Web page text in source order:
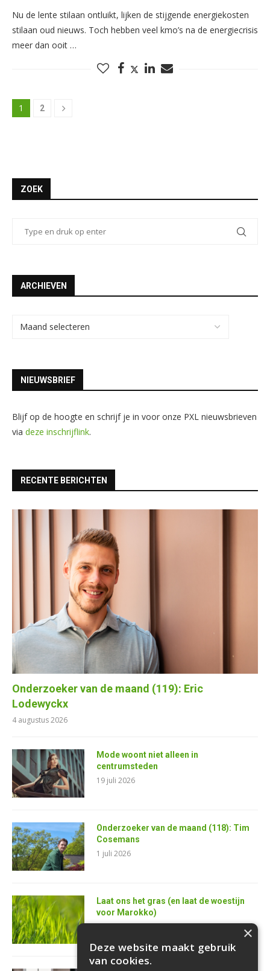
Nu de lente stilaan ontluikt, lijken de stijgende energiekosten
stilaan oud nieuws. Toch hebben veel kmo’s na de energiecrisis
meer dan ooit …
1 2
ZOEK
ARCHIEVEN
NIEUWSBRIEF
Blijf op de hoogte en schrijf je in voor onze PXL nieuwsbrieven
via deze inschrijflink.
RECENTE BERICHTEN
Onderzoeker van de maand (119): Eric
Lodewyckx
4 augustus 2026
Mode woont niet alleen in
centrumsteden
19 juli 2026
Onderzoeker van de maand (118): Tim
Cosemans
1 juli 2026
Laat ons het gras (en laat de woestijn
voor Marokko)
25 juni 2026 ×
Deze website maakt gebruik
van cookies.